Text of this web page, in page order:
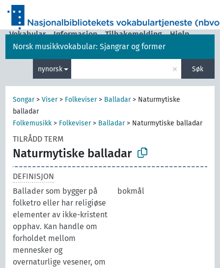
Grensesnittspråk: nynorsk
Vokabular Informasjon Tilbakemelding
Hjelp
Norsk musikkvokabular: Sjangrar og former
nynorsk × Søk
Songar>Viser> Folkeviser> Balladar> Naturmytiske
balladar
Folkemusikk > Folkeviser> Balladar> Naturmytiske balladar
TILRÅDD TERM
Naturmytiske balladar
DEFINISJON
Ballader som bygger på
folketro eller har religiøse
elementer av ikke-kristent
opphav. Kan handle om
forholdet mellom
mennesker og
overnaturlige vesener, om
bokmål